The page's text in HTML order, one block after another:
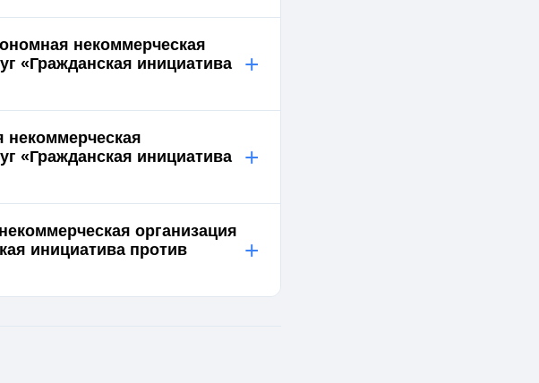
некоммерческая
«Гражданская инициатива
+
некоммерческая
«Гражданская инициатива
+
организация
инициатива против
+